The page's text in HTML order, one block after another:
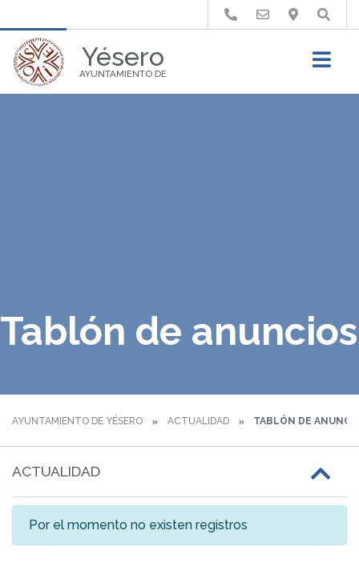
Yésero
AYUNTAMIENTO DE
Buscar
Tablón de anuncios
AYUNTAMIENTO DE YÉSERO ACTUALIDAD TABLÓN DE
ACTUALIDAD
Por el momento no existen registros